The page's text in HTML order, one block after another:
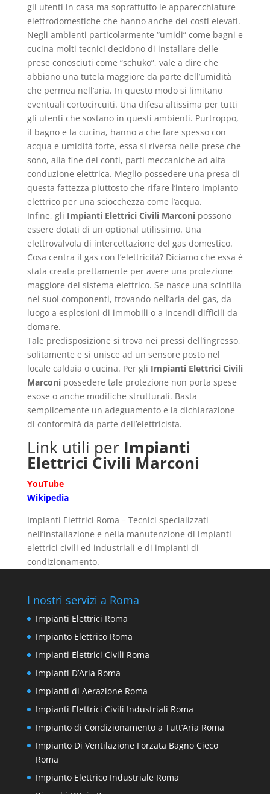
gli utenti in casa ma soprattutto le apparecchiature
elettrodomestiche che hanno anche dei costi elevati.
Negli ambienti particolarmente “umidi” come bagni e
cucina molti tecnici decidono di installare delle
prese conosciuti come “schuko”, vale a dire che
abbiano una tutela maggiore da parte dell’umidità
che permea nell’aria. In questo modo si limitano
eventuali cortocircuiti. Una difesa altissima per tutti
gli utenti che sostano in questi ambienti. Purtroppo,
il bagno e la cucina, hanno a che fare spesso con
acqua e umidità forte, essa si riversa nelle prese che
sono, alla fine dei conti, parti meccaniche ad alta
conduzione elettrica. Meglio possedere una presa di
questa fattezza piuttosto che rifare l’intero impianto
elettrico per una sciocchezza come l’acqua.
Infine, gli Impianti Elettrici Civili Marconipossono
essere dotati di un optional utilissimo. Una
elettrovalvola di intercettazione del gas domestico.
Cosa centra il gas con l’elettricità? Diciamo che essa è
stata creata prettamente per avere una protezione
maggiore del sistema elettrico. Se nasce una scintilla
nei suoi componenti, trovando nell’aria del gas, da
luogo a esplosioni di immobili o a incendi difficili da
domare.
Tale predisposizione si trova nei pressi dell’ingresso,
solitamente e si unisce ad un sensore posto nel
locale caldaia o cucina. Per gli Impianti Elettrici Civili
Marconipossedere tale protezione non porta spese
esose o anche modifiche strutturali. Basta
semplicemente un adeguamento e la dichiarazione
di conformità da parte dell’elettricista.
Link utili per Impianti
Elettrici Civili Marconi
YouTube
Wikipedia
Impianti Elettrici Roma – Tecnici specializzati
nell’installazione e nella manutenzione di impianti
elettrici civili ed industriali e di impianti di
condizionamento.
I nostri servizi a Roma
Impianti Elettrici Roma
Impianto Elettrico Roma
Impianti Elettrici Civili Roma
Impianti D’Aria Roma
Impianti di Aerazione Roma
Impianti Elettrici Civili Industriali Roma
Impianto di Condizionamento a Tutt’Aria Roma
Impianto Di Ventilazione Forzata Bagno Cieco
Roma
Impianto Elettrico Industriale Roma